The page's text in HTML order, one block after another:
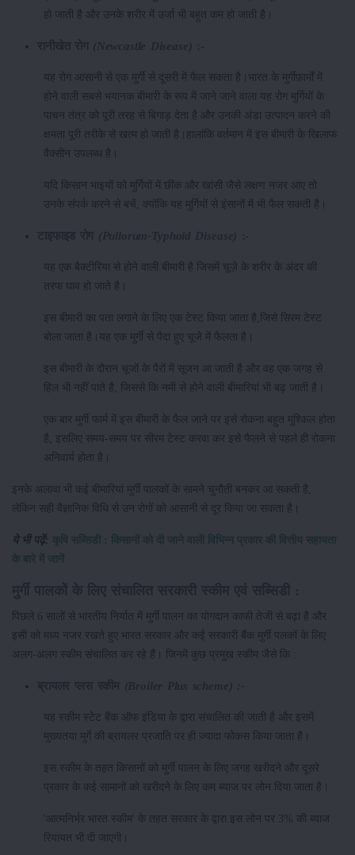
हो जाती है और उनके शरीर में उर्जा भी बहुत कम हो जाती है।
यह रोग आसानी से एक मुर्गी से दूसरी में फैल सकता है।भारत के मुर्गीफ़ार्मों में
होने वाली सबसे भयानक बीमारी के रूप में जाने जाने वाला यह रोग मुर्गियों के
पाचन तंत्र को पूरी तरह से बिगाड़ देता है और उनकी अंडा उत्पादन करने की
क्षमता पूरी तरीके से खत्म हो जाती है।हालांकि वर्तमान में इस बीमारी के खिलाफ
वैक्सीन उपलब्ध है।
यदि किसान भाइयों को मुर्गियों में छींक और खांसी जैसे लक्षण नजर आए तो
उनके संपर्क करने से बचें, क्योंकि यह मुर्गियों से इंसानों में भी फैल सकती है।
यह एक बैक्टीरिया से होने वाली बीमारी है जिसमें चूज़े के शरीर के अंदर की
तरफ घाव हो जाते है।
इस बीमारी का पता लगाने के लिए एक टेस्ट किया जाता है,जिसे सिरम टेस्ट
बोला जाता है।यह एक मुर्गी से पैदा हुए चूजे में फैलता है।
इस बीमारी के दौरान चूजों के पैरों में सूजन आ जाती है और वह एक जगह से
हिल भी नहीं पाते है, जिससे कि नमी से होने वाली बीमारियां भी बढ़ जाती है।
एक बार मुर्गी फार्म में इस बीमारी के फैल जाने पर इसे रोकना बहुत मुश्किल होता
है, इसलिए समय-समय पर सीरम टेस्ट करवा कर इसे फैलने से पहले ही रोकना
अनिवार्य होता है।
इनके अलावा भी कई बीमारियां मुर्गी पालकों के सामने चुनौती बनकर आ सकती है,
लेकिन सही वैज्ञानिक विधि से उन रोगों को आसानी से दूर किया जा सकता है।
ये भी पढ़ें: कृषि सब्सिडी : किसानों को दी जाने वाली विभिन्न प्रकार की वित्तीय सहायता
के बारे में जानें
पिछले 6 सालों से भारतीय निर्यात में मुर्गी पालन का योगदान काफी तेजी से बढ़ा है और
इसी को मध्य नजर रखते हुए भारत सरकार और कई सरकारी बैंक मुर्गी पलकों के लिए
अलग-अलग स्कीम संचालित कर रहे हैं। जिनमें कुछ प्रमुख स्कीम जैसे कि :
यह स्कीम स्टेट बैंक ऑफ इंडिया के द्वारा संचालित की जाती है और इसमें
मुख्यतया मुर्गे की ब्रायलर प्रजाति पर ही ज्यादा फोकस किया जाता है।
इस स्कीम के तहत किसानों को मुर्गी पालन के लिए जगह खरीदने और दूसरे
प्रकार के कई सामानों को खरीदने के लिए कम ब्याज पर लोन दिया जाता है।
'आत्मनिर्भर भारत स्कीम' के तहत सरकार के द्वारा इस लोन पर 3% की ब्याज
रियायत भी दी जाएगी।